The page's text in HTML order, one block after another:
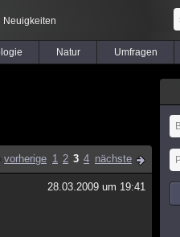
Neuigkeiten
Natur Umfragen
vorherige 1 2 3 4 nächste
28.03.2009 um 19:41